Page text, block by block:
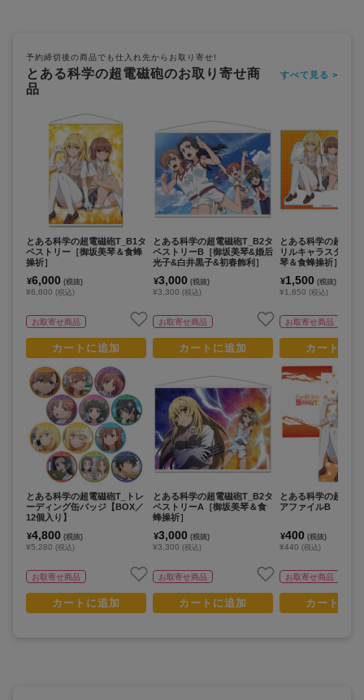
予約締切後の商品でも仕入れ先からお取り寄せ!
とある科学の超電磁砲のお取り寄せ商
品
すべて見る >
とある科学の超電磁砲T_B1タ
ペストリー［御坂美琴＆食蜂
操祈］
¥6,000 (税抜)
¥6,600 (税込)
お取寄せ商品
カートに追加
とある科学の超電磁砲T_トレ
ーディング缶バッジ【BOX／
12個入り】
¥4,800 (税抜)
¥5,280 (税込)
お取寄せ商品
カートに追加
とある科学の超電磁砲T_B2タ
ペストリーB［御坂美琴&婚后
光子&白井黒子&初春飾利］
¥3,000 (税抜)
¥3,300 (税込)
お取寄せ商品
カートに追加
とある科学の超電磁砲T_B2タ
ペストリーA［御坂美琴＆食
蜂操祈］
¥3,000 (税抜)
¥3,300 (税込)
お取寄せ商品
カートに追加
とある科学の超電磁
リルキャラスタンド
琴＆食蜂操祈］
¥1,500 (税抜)
¥1,650 (税込)
お取寄せ商品
カートに
とある科学の超電磁
アファイルB
¥400 (税抜)
¥440 (税込)
お取寄せ商品
カートに